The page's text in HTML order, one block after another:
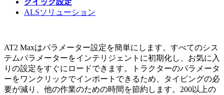
クイック設定
ALSソリューション
AT2 Maxはパラメーター設定を簡単にします。すべてのシス
テムパラメーターをインテリジェントに初期化し、お気に入
りの設定をすぐにロードできます。トラクターのパラメータ
ーをワンクリックでインポートできるため、タイピングの必
要が減り、他の作業のための時間を節約します。200以上の